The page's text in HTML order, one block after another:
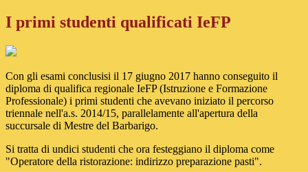
I primi studenti qualificati IeFP
Con gli esami conclusisi il 17 giugno 2017 hanno conseguito il
diploma di qualifica regionale IeFP (Istruzione e Formazione
Professionale) i primi studenti che avevano iniziato il percorso
triennale nell'a.s. 2014/15, parallelamente all'apertura della
succursale di Mestre del Barbarigo.
Si tratta di undici studenti che ora festeggiano il diploma come
"Operatore della ristorazione: indirizzo preparazione pasti".